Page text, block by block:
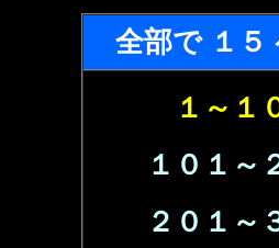
全部で １５
１～１
１０１～
２０１～